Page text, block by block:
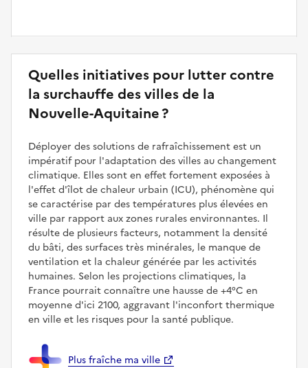
Quelles initiatives pour lutter contre
la surchauffe des villes de la
Nouvelle-Aquitaine ?
Déployer des solutions de rafraîchissement est un
impératif pour l'adaptation des villes au changement
climatique. Elles sont en effet fortement exposées à
l'effet d'îlot de chaleur urbain (ICU), phénomène qui
se caractérise par des températures plus élevées en
ville par rapport aux zones rurales environnantes. Il
résulte de plusieurs facteurs, notamment la densité
du bâti, des surfaces très minérales, le manque de
ventilation et la chaleur générée par les activités
humaines. Selon les projections climatiques, la
France pourrait connaître une hausse de +4°C en
moyenne d'ici 2100, aggravant l'inconfort thermique
en ville et les risques pour la santé publique.
Plus fraîche ma ville